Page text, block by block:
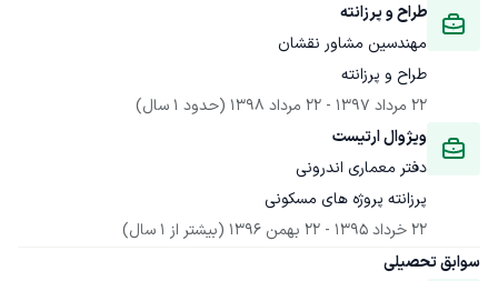
طراح و پرزانته
مهندسین مشاور نقشان
طراح و پرزانته
22 مرداد 1397
- 22 مرداد 1398
(حدود 1 سال)
ویژوال ارتیست
دفتر معماری اندرونی
پرزانته پروژه های مسکونی
22 خرداد 1395
- 22 بهمن 1396
(بیشتر از 1 سال)
سوابق تحصیلی